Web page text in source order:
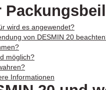
wird es angewendet?
von DESMIN 20
möglich?
Informationen